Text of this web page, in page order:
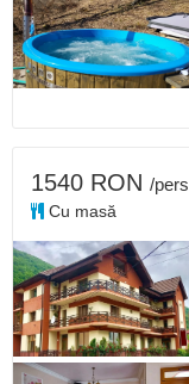
1540 RON /pers
Cu masă